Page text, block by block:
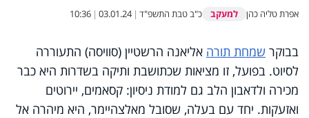
אפרת טליה כהן למעקב כ"ב טבת התשפ"ד |
03.01.24
|
10:36
בבוקר שמחת תורה אליאנה הרשטיין (סוויסה) התעוררה
לסיוט. בפועל, זו מציאות שכתושבת ותיקה בשדרות היא כבר
מכירה ולדאבון הלב גם למודת ניסיון: קסאמים, יירוטים
ואזעקות. יחד עם בעלה, שסובל מאלצהיימר, היא מיהרה אל